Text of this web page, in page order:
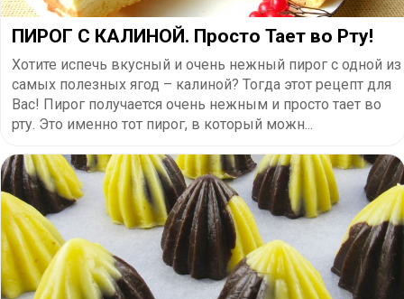
ПИРОГ С КАЛИНОЙ. Просто Тает во Рту!
Хотите испечь вкусный и очень нежный пирог с одной из
самых полезных ягод – калиной? Тогда этот рецепт для
Вас! Пирог получается очень нежным и просто тает во
рту. Это именно тот пирог, в который можн...